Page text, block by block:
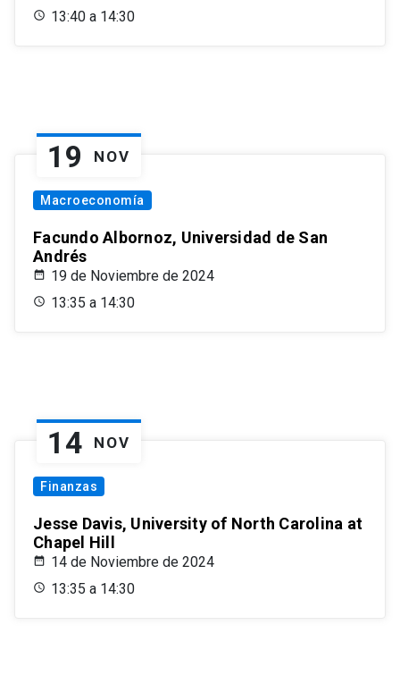
13:40 a 14:30
19 NOV
Macroeconomía
Facundo Albornoz, Universidad de San
Andrés
19 de Noviembre de 2024
13:35 a 14:30
14 NOV
Finanzas
Jesse Davis, University of North Carolina at
Chapel Hill
14 de Noviembre de 2024
13:35 a 14:30